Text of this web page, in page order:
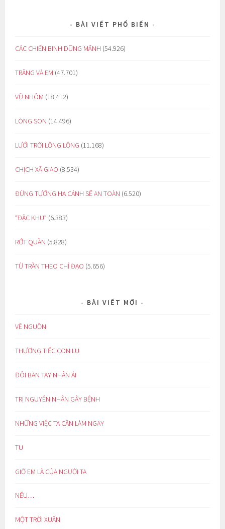
BÀI VIẾT PHỔ BIẾN
CÁC CHIẾN BINH DŨNG MÃNH (54.926)
TRĂNG VÀ EM (47.701)
VŨ NHÔM (18.412)
LÒNG SON (14.496)
LƯỚI TRỜI LỒNG LỘNG (11.168)
CHỊCH XÃ GIAO (8.534)
ĐỪNG TƯỞNG HẠ CÁNH SẼ AN TOÀN (6.520)
“ĐẶC KHU” (6.383)
RỚT QUẦN (5.828)
TỪ TRẦN THEO CHỈ ĐẠO (5.656)
BÀI VIẾT MỚI
VỀ NGUỒN
THƯƠNG TIẾC CON LU
ĐÔI BÀN TAY NHÂN ÁI
TRỊ NGUYÊN NHÂN GÂY BỆNH
NHỮNG VIỆC TA CẦN LÀM NGAY
TU
GIỜ EM LÀ CỦA NGƯỜI TA
NẾU…
MỘT TRỜI XUÂN